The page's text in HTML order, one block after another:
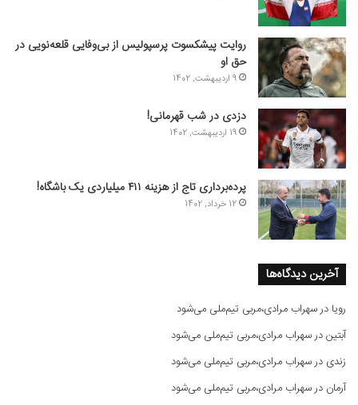
روایت پیشکسوت پرسپولیس از بی‌وفایی قلعه‌نویی در
حق او
9 اردیبهشت, 1402
دزدی در شب قهرمانی!
19 اردیبهشت, 1402
پرده‌برداری تاج از هزینه ۴۱۱ میلیاردی یک باشگاه!
12 خرداد, 1402
آخرین دیدگاه‌ها
رویا درسهراب مرادی،مربی تیم‌ملی می‌شود
آبتیندرسهراب مرادی،مربی تیم‌ملی می‌شود
زندی درسهراب مرادی،مربی تیم‌ملی می‌شود
آرمان درسهراب مرادی،مربی تیم‌ملی می‌شود